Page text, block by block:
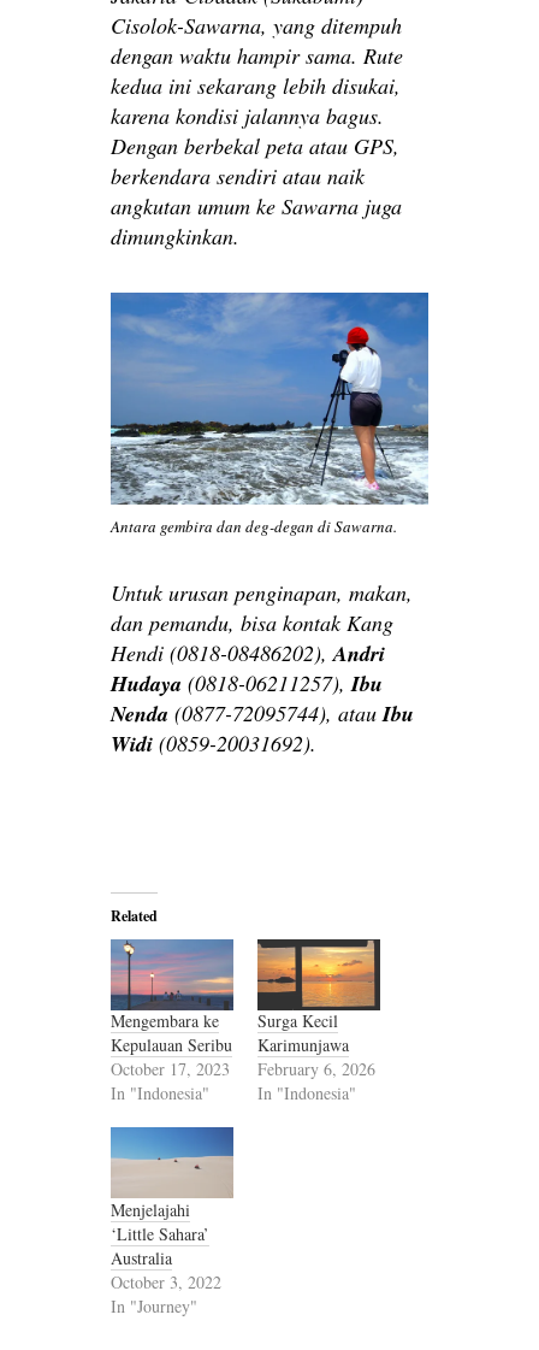
Cisolok-Sawarna, yang ditempuh
dengan waktu hampir sama. Rute
kedua ini sekarang lebih disukai,
karena kondisi jalannya bagus.
Dengan berbekal peta atau GPS,
berkendara sendiri atau naik
angkutan umum ke Sawarna juga
dimungkinkan.
Antara gembira dan deg-degan di Sawarna.
Untuk urusan penginapan, makan,
dan pemandu, bisa kontak Kang
Hendi (0818-08486202),Andri
Hudaya (0818-06211257),Ibu
Nenda (0877-72095744), atauIbu
Widi (0859-20031692).
Related
Mengembara ke
Kepulauan Seribu
October 17, 2023
In "Indonesia"
Surga Kecil
Karimunjawa
February 6, 2026
In "Indonesia"
Menjelajahi
‘Little Sahara’
Australia
October 3, 2022
In "Journey"